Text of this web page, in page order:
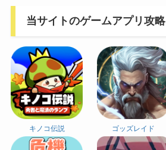
当サイトのゲームアプリ攻
キノコ伝説 ゴッズレイド